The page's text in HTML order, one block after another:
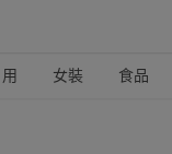
女裝 食品